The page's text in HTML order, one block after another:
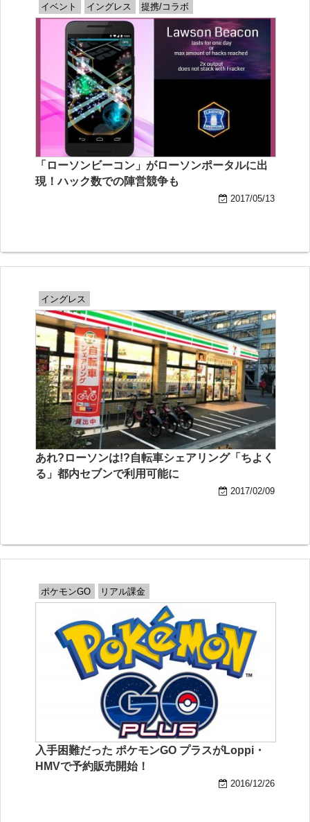
イベント イングレス 提携/コラボ
「ローソンビーコン」がローソンポータルに出
現！ハック数での陣営競争も
2017/05/13
イングレス
あれ?ローソンは!?自転車シェアリング「ちよく
る」都内セブンで利用可能に
2017/02/09
ポケモンGO リアル課金
入手困難だった ポケモンGO プラスがLoppi・
HMVで予約販売開始！
2016/12/26